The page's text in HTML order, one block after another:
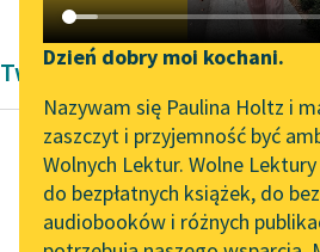
Katalog DAISY
Podkasty o książkach
Aktualności
„Prokurator Alicja Horn”
do słuchania
Byliśmy częścią AI Impact
Dzień dobry moi kochani.
Nazywam się Paulina Holtz i
zaszczyt i przyjemność być
Wolnych Lektur. Wolne
do bezpłatnych książek, do
audiobooków i różnych
Twórczość Anton Czechow